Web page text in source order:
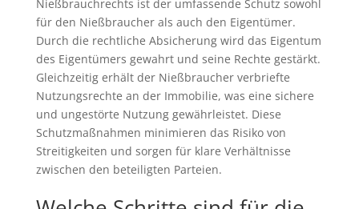
Nießbrauchrechts ist der umfassende Schutz sowohl
für den Nießbraucher als auch den Eigentümer.
Durch die rechtliche Absicherung wird das Eigentum
des Eigentümers gewahrt und seine Rechte gestärkt.
Gleichzeitig erhält der Nießbraucher verbriefte
Nutzungsrechte an der Immobilie, was eine sichere
und ungestörte Nutzung gewährleistet. Diese
Schutzmaßnahmen minimieren das Risiko von
Streitigkeiten und sorgen für klare Verhältnisse
zwischen den beteiligten Parteien.